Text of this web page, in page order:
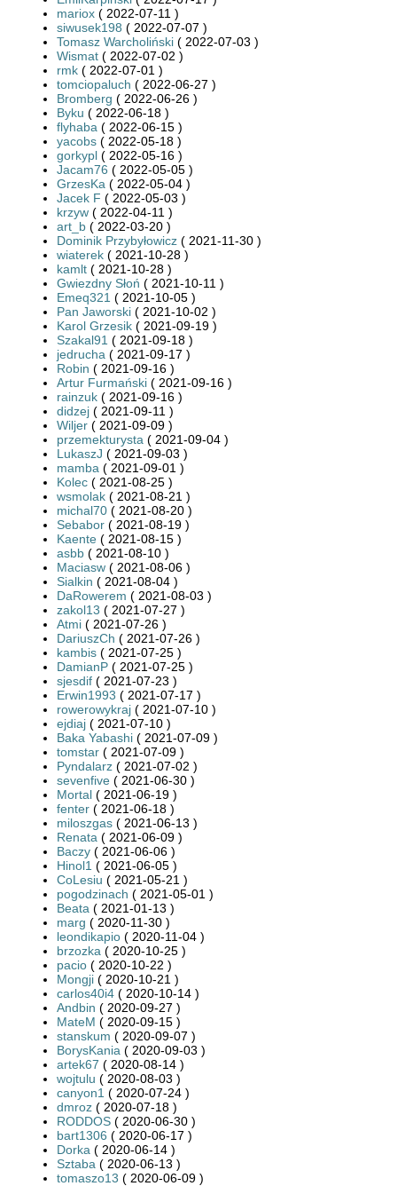
mariox ( 2022-07-11 )
siwusek198 ( 2022-07-07 )
Tomasz Warcholiński ( 2022-07-03 )
Wismat ( 2022-07-02 )
rmk ( 2022-07-01 )
tomciopaluch ( 2022-06-27 )
Bromberg ( 2022-06-26 )
Byku ( 2022-06-18 )
flyhaba ( 2022-06-15 )
yacobs ( 2022-05-18 )
gorkypl ( 2022-05-16 )
Jacam76 ( 2022-05-05 )
GrzesKa ( 2022-05-04 )
Jacek F ( 2022-05-03 )
krzyw ( 2022-04-11 )
art_b ( 2022-03-20 )
Dominik Przybyłowicz ( 2021-11-30 )
wiaterek ( 2021-10-28 )
kamlt ( 2021-10-28 )
Gwiezdny Słoń ( 2021-10-11 )
Emeq321 ( 2021-10-05 )
Pan Jaworski ( 2021-10-02 )
Karol Grzesik ( 2021-09-19 )
Szakal91 ( 2021-09-18 )
jedrucha ( 2021-09-17 )
Robin ( 2021-09-16 )
Artur Furmański ( 2021-09-16 )
rainzuk ( 2021-09-16 )
didzej ( 2021-09-11 )
Wiljer ( 2021-09-09 )
przemekturysta ( 2021-09-04 )
LukaszJ ( 2021-09-03 )
mamba ( 2021-09-01 )
Kolec ( 2021-08-25 )
wsmolak ( 2021-08-21 )
michal70 ( 2021-08-20 )
Sebabor ( 2021-08-19 )
Kaente ( 2021-08-15 )
asbb ( 2021-08-10 )
Maciasw ( 2021-08-06 )
Sialkin ( 2021-08-04 )
DaRowerem ( 2021-08-03 )
zakol13 ( 2021-07-27 )
Atmi ( 2021-07-26 )
DariuszCh ( 2021-07-26 )
kambis ( 2021-07-25 )
DamianP ( 2021-07-25 )
sjesdif ( 2021-07-23 )
Erwin1993 ( 2021-07-17 )
rowerowykraj ( 2021-07-10 )
ejdiaj ( 2021-07-10 )
Baka Yabashi ( 2021-07-09 )
tomstar ( 2021-07-09 )
Pyndalarz ( 2021-07-02 )
sevenfive ( 2021-06-30 )
Mortal ( 2021-06-19 )
fenter ( 2021-06-18 )
miloszgas ( 2021-06-13 )
Renata ( 2021-06-09 )
Baczy ( 2021-06-06 )
Hinol1 ( 2021-06-05 )
CoLesiu ( 2021-05-21 )
pogodzinach ( 2021-05-01 )
Beata ( 2021-01-13 )
marg ( 2020-11-30 )
leondikapio ( 2020-11-04 )
brzozka ( 2020-10-25 )
pacio ( 2020-10-22 )
Mongji ( 2020-10-21 )
carlos40i4 ( 2020-10-14 )
Andbin ( 2020-09-27 )
MateM ( 2020-09-15 )
stanskum ( 2020-09-07 )
BorysKania ( 2020-09-03 )
artek67 ( 2020-08-14 )
wojtulu ( 2020-08-03 )
canyon1 ( 2020-07-24 )
dmroz ( 2020-07-18 )
RODDOS ( 2020-06-30 )
bart1306 ( 2020-06-17 )
Dorka ( 2020-06-14 )
Sztaba ( 2020-06-13 )
tomaszo13 ( 2020-06-09 )